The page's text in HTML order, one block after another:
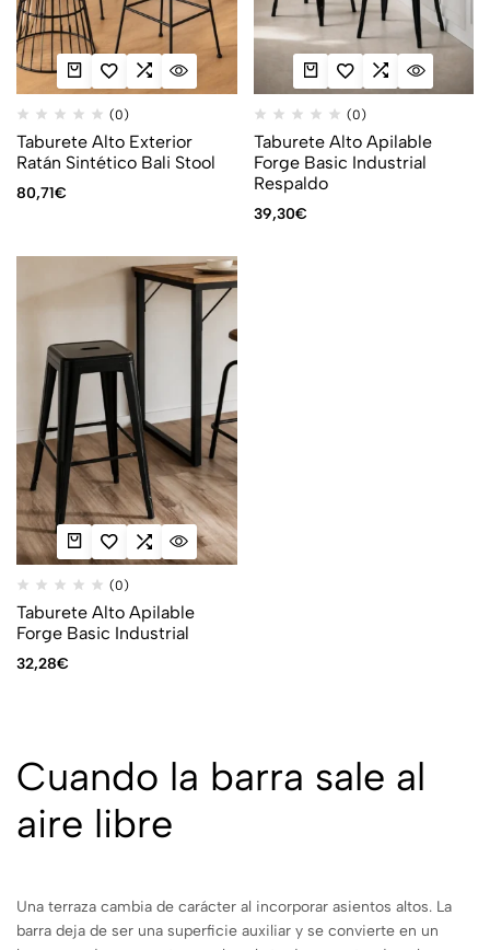
(0)
Taburete Alto Exterior
Ratán Sintético Bali Stool
80,71€
(0)
Taburete Alto Apilable
Forge Basic Industrial
Respaldo
39,30€
(0)
Taburete Alto Apilable
Forge Basic Industrial
32,28€
Cuando la barra sale al
aire libre
Una terraza cambia de carácter al incorporar asientos altos. La
barra deja de ser una superficie auxiliar y se convierte en un